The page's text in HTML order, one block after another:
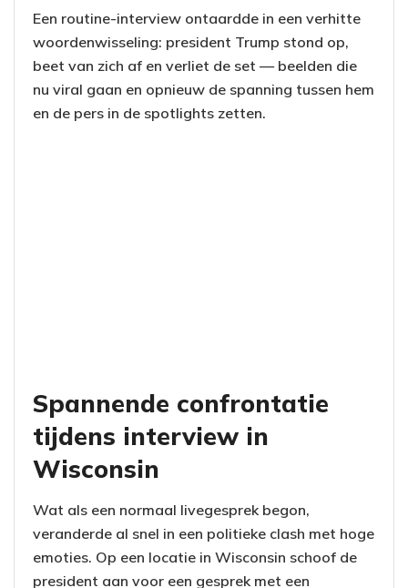
Een routine-interview ontaardde in een verhitte
woordenwisseling: president Trump stond op,
beet van zich af en verliet de set — beelden die
nu viral gaan en opnieuw de spanning tussen hem
en de pers in de spotlights zetten.
Spannende confrontatie
tijdens interview in
Wisconsin
Wat als een normaal livegesprek begon,
veranderde al snel in een politieke clash met hoge
emoties. Op een locatie in Wisconsin schoof de
president aan voor een gesprek met een